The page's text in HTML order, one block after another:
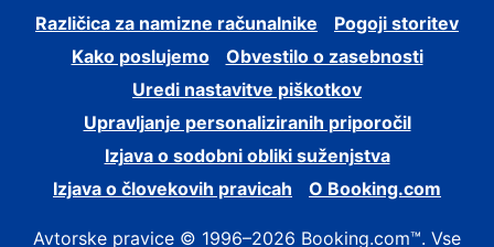
Različica za namizne računalnike
Pogoji storitev
Kako poslujemo
Obvestilo o zasebnosti
Uredi nastavitve piškotkov
Upravljanje personaliziranih priporočil
Izjava o sodobni obliki suženjstva
Izjava o človekovih pravicah
O Booking.com
Avtorske pravice © 1996–2026 Booking.com™. Vse